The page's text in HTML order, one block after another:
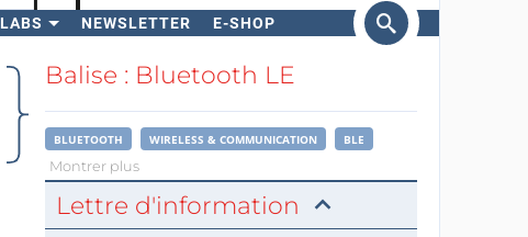
LABS NEWSLETTER E-SHOP
RechercherBalise : Bluetooth LE
BLUETOOTH WIRELESS & COMMUNICATION BLE
Montrer plus
Lettre d'information